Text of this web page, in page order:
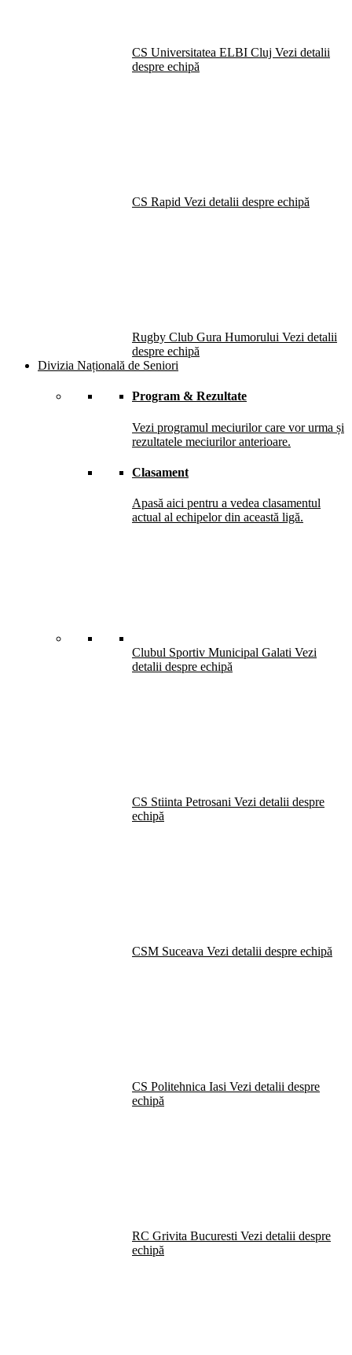
CS Universitatea ELBI Cluj Vezi detalii
despre echipă
CS Rapid Vezi detalii despre echipă
Rugby Club Gura Humorului Vezi detalii
despre echipă
Divizia Națională de Seniori
Program & Rezultate
Vezi programul meciurilor care vor urma și
rezultatele meciurilor anterioare.
Clasament
Apasă aici pentru a vedea clasamentul
actual al echipelor din această ligă.
Clubul Sportiv Municipal Galati Vezi
detalii despre echipă
CS Stiinta Petrosani Vezi detalii despre
echipă
CSM Suceava Vezi detalii despre echipă
CS Politehnica Iasi Vezi detalii despre
echipă
RC Grivita Bucuresti Vezi detalii despre
echipă